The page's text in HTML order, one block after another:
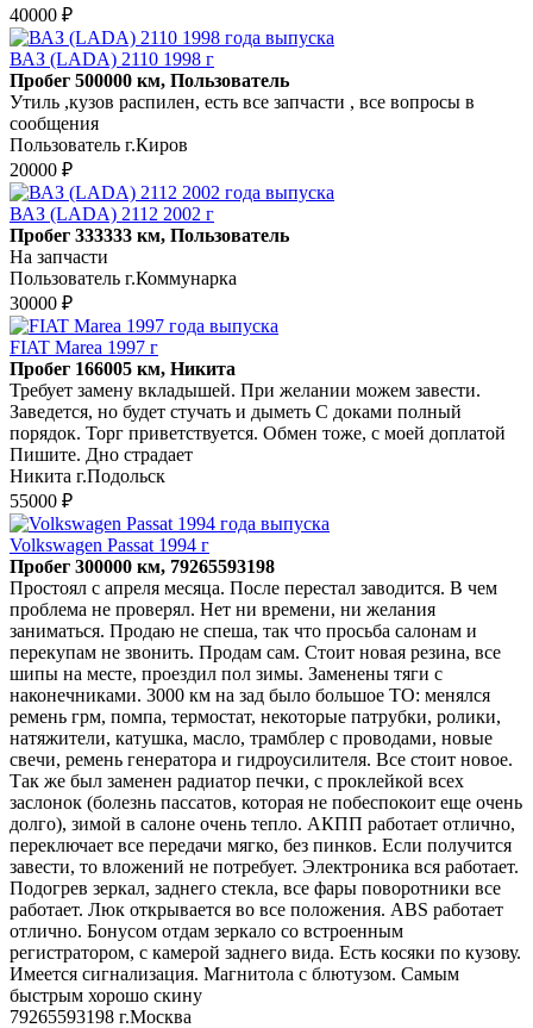
40000 ₽
ВАЗ (LADA) 2110 1998 г
Пробег 500000 км, Пользователь
Утиль ,кузов распилен, есть все запчасти , все вопросы в
сообщения
Пользователь г.Киров
20000 ₽
ВАЗ (LADA) 2112 2002 г
Пробег 333333 км, Пользователь
На запчасти
Пользователь г.Коммунарка
30000 ₽
FIAT Marea 1997 г
Пробег 166005 км, Никита
Требует замену вкладышей. При желании можем завести.
Заведется, но будет стучать и дыметь С доками полный
порядок. Торг приветствуется. Обмен тоже, с моей доплатой
Пишите. Дно страдает
Никита г.Подольск
55000 ₽
Volkswagen Passat 1994 г
Пробег 300000 км, 79265593198
Простоял с апреля месяца. После перестал заводится. В чем
проблема не проверял. Нет ни времени, ни желания
заниматься. Продаю не спеша, так что просьба салонам и
перекупам не звонить. Продам сам. Стоит новая резина, все
шипы на месте, проездил пол зимы. Заменены тяги с
наконечниками. 3000 км на зад было большое ТО: менялся
ремень грм, помпа, термостат, некоторые патрубки, ролики,
натяжители, катушка, масло, трамблер с проводами, новые
свечи, ремень генератора и гидроусилителя. Все стоит новое.
Так же был заменен радиатор печки, с проклейкой всех
заслонок (болезнь пассатов, которая не побеспокоит еще очень
долго), зимой в салоне очень тепло. АКПП работает отлично,
переключает все передачи мягко, без пинков. Если получится
завести, то вложений не потребует. Электроника вся работает.
Подогрев зеркал, заднего стекла, все фары поворотники все
работает. Люк открывается во все положения. ABS работает
отлично. Бонусом отдам зеркало со встроенным
регистратором, с камерой заднего вида. Есть косяки по кузову.
Имеется сигнализация. Магнитола с блютузом. Самым
быстрым хорошо скину
79265593198 г.Москва